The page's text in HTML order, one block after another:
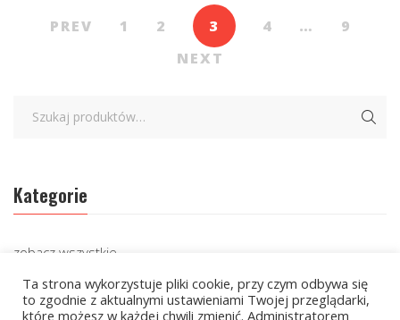
PREV 1 2 3 4 …
9
NEXT
Kategorie
zobacz wszystkie
Wielcy Humaniści – 02.03.2026
Ta strona wykorzystuje pliki cookie, przy czym odbywa się
to zgodnie z aktualnymi ustawieniami Twojej przeglądarki,
które możesz w każdej chwili zmienić. Administratorem